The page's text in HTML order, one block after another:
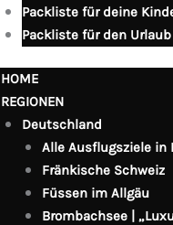
Packliste für deine
Packliste für den
HOME
REGIONEN
Deutschland
Alle Ausflugsziele in
Fränkische Schweiz
Füssen im Allgäu
Brombachsee |